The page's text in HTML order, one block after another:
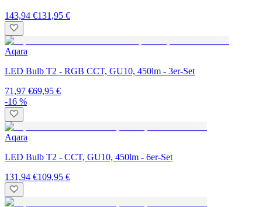
143,94 €131,95 €
Aqara
LED Bulb T2 - RGB CCT, GU10, 450lm - 3er-Set
71,97 €69,95 €
-16 %
Aqara
LED Bulb T2 - CCT, GU10, 450lm - 6er-Set
131,94 €109,95 €